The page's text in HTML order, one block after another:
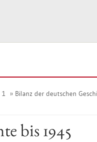
1 Bi­lanz der deut­schen
bis 1945